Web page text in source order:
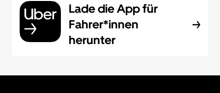
Lade die App für
Fahrer*innen
herunter